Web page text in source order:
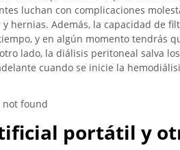
luchan con complicaciones
hernias. Además, la capacidad de
y en algún momento tendrás
lado, la diálisis peritoneal salva
cuando se inicie la
not found
portátil y